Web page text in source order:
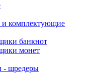
и комплектующие
банкнот
монет
- шредеры